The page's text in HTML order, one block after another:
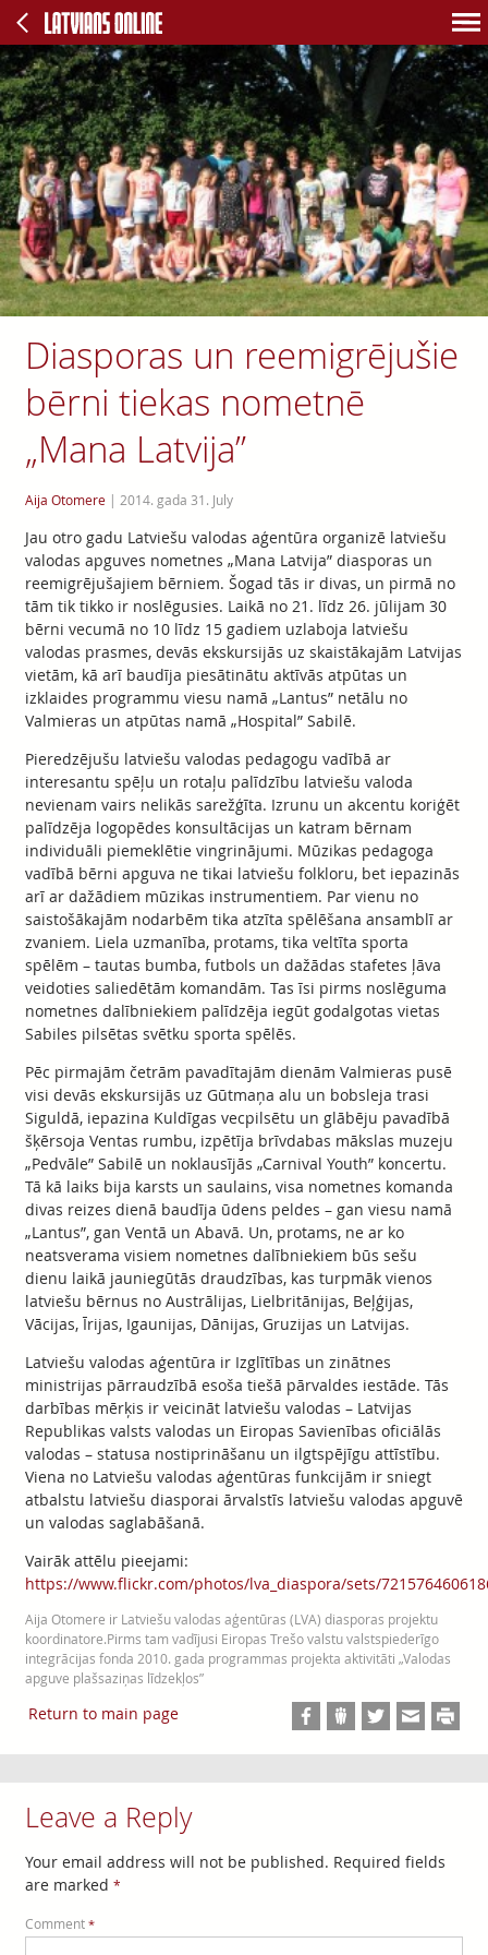
Diasporas un reemigrējušie
bērni tiekas nometnē
„Mana Latvija”
Aija Otomere| 2014. gada 31. July
Jau otro gadu Latviešu valodas aģentūra organizē latviešu
valodas apguves nometnes „Mana Latvija” diasporas un
reemigrējušajiem bērniem. Šogad tās ir divas, un pirmā no
tām tik tikko ir noslēgusies. Laikā no 21. līdz 26. jūlijam 30
bērni vecumā no 10 līdz 15 gadiem uzlaboja latviešu
valodas prasmes, devās ekskursijās uz skaistākajām Latvijas
vietām, kā arī baudīja piesātinātu aktīvās atpūtas un
izklaides programmu viesu namā „Lantus” netālu no
Valmieras un atpūtas namā „Hospital” Sabilē.
Pieredzējušu latviešu valodas pedagogu vadībā ar
interesantu spēļu un rotaļu palīdzību latviešu valoda
nevienam vairs nelikās sarežģīta. Izrunu un akcentu koriģēt
palīdzēja logopēdes konsultācijas un katram bērnam
individuāli piemeklētie vingrinājumi. Mūzikas pedagoga
vadībā bērni apguva ne tikai latviešu folkloru, bet iepazinās
arī ar dažādiem mūzikas instrumentiem. Par vienu no
saistošākajām nodarbēm tika atzīta spēlēšana ansamblī ar
zvaniem. Liela uzmanība, protams, tika veltīta sporta
spēlēm – tautas bumba, futbols un dažādas stafetes ļāva
veidoties saliedētām komandām. Tas īsi pirms noslēguma
nometnes dalībniekiem palīdzēja iegūt godalgotas vietas
Sabiles pilsētas svētku sporta spēlēs.
Pēc pirmajām četrām pavadītajām dienām Valmieras pusē
visi devās ekskursijās uz Gūtmaņa alu un bobsleja trasi
Siguldā, iepazina Kuldīgas vecpilsētu un glābēju pavadībā
šķērsoja Ventas rumbu, izpētīja brīvdabas mākslas muzeju
„Pedvāle” Sabilē un noklausījās „Carnival Youth” koncertu.
Tā kā laiks bija karsts un saulains, visa nometnes komanda
divas reizes dienā baudīja ūdens peldes – gan viesu namā
„Lantus”, gan Ventā un Abavā. Un, protams, ne ar ko
neatsverama visiem nometnes dalībniekiem būs sešu
dienu laikā jauniegūtās draudzības, kas turpmāk vienos
latviešu bērnus no Austrālijas, Lielbritānijas, Beļģijas,
Vācijas, Īrijas, Igaunijas, Dānijas, Gruzijas un Latvijas.
Latviešu valodas aģentūra ir Izglītības un zinātnes
ministrijas pārraudzībā esoša tiešā pārvaldes iestāde. Tās
darbības mērķis ir veicināt latviešu valodas – Latvijas
Republikas valsts valodas un Eiropas Savienības oficiālās
valodas – statusa nostiprināšanu un ilgtspējīgu attīstību.
Viena no Latviešu valodas aģentūras funkcijām ir sniegt
atbalstu latviešu diasporai ārvalstīs latviešu valodas apguvē
un valodas saglabāšanā.
Vairāk attēlu pieejami:
https://www.flickr.com/photos/lva_diaspora/sets/
Aija Otomere ir Latviešu valodas aģentūras (LVA) diasporas projektu
koordinatore.Pirms tam vadījusi Eiropas Trešo valstu valstspiederīgo
integrācijas fonda 2010. gada programmas projekta aktivitāti „Valodas
apguve plašsaziņas līdzekļos”
Return to main page
Leave a Reply
Your email address will not be published. Required fields
are marked *
Comment *